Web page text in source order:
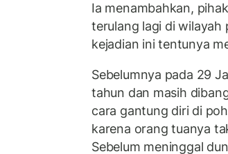
Ia menambahkan,
terulang lagi di wilayah
kejadian ini tentunya
Sebelumnya pada 29
tahun dan masih
cara gantung diri di
karena orang tuanya
Sebelum meninggal